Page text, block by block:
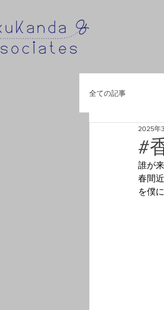
全ての記事
#
2025年
誰が
春間
を僕